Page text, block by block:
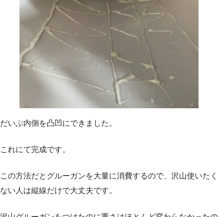
だいぶ内側を凸凹にできました。
これにて完成です。
この方法だとグルーガンを大量に消費するので、沢山使いたく
ない人は縦線だけで大丈夫です。